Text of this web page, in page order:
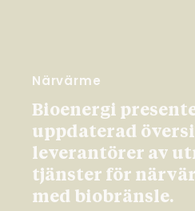
Närvärme
Bioenergi
uppdaterad
leverantörer av
tjänster för
med biobränsle.